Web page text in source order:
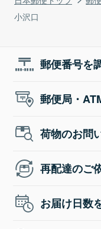
小沢口
郵便番号を
郵便局・
荷物のお問
再配達のご
お届け日数